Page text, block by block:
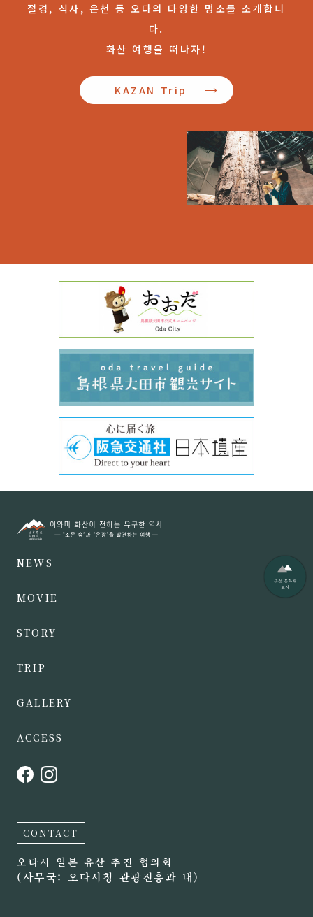
절경, 식사, 온천 등 오다의 다양한 명소를 소개합니
다.
화산 여행을 떠나자!
KAZAN Trip
NEWS
MOVIE
STORY
TRIP
GALLERY
ACCESS
CONTACT
오다시 일본 유산 추진 협의회
(사무국: 오다시청 관광진흥과 내)